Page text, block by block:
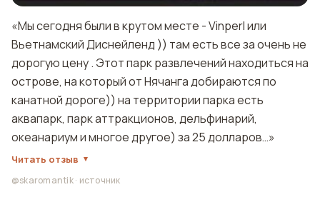
«Мы сегодня были в крутом месте - Vinperl или
Вьетнамский Диснейленд )) там есть все за очень не
дорогую цену . Этот парк развлечений находиться на
острове, на который от Нячанга добираются по
канатной дороге)) на территории парка есть
аквапарк, парк аттракционов, дельфинарий,
океанариум и многое другое) за 25 долларов…»
Читать отзыв
@skaromantik· источник